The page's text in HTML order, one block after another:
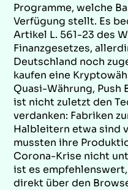
Programme, welche
Verfügung stellt. Es
Artikel L. 561-23 des
Finanzgesetzes,
Deutschland noch
kaufen eine
Quasi-Währung, Push
ist nicht zuletzt den
verdanken: Fabriken
Halbleitern etwa sind
mussten ihre
Corona-Krise nicht
ist es
direkt über den